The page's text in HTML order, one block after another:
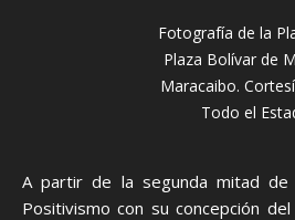
Fotografía de la
Plaza Bolívar de
Maracaibo.
Todo el
A partir de la segunda mitad de
Positivismo con su concepción